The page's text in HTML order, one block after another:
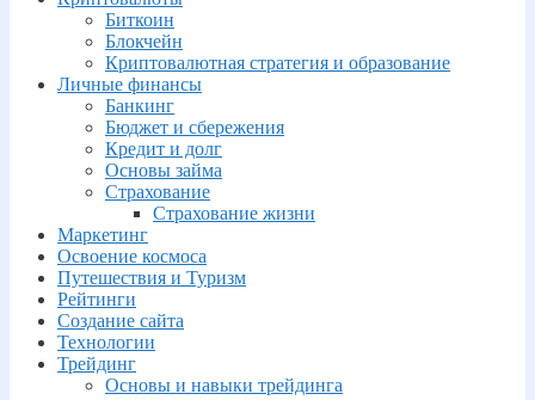
Биткоин
Блокчейн
Криптовалютная стратегия и образование
Личные финансы
Банкинг
Бюджет и сбережения
Кредит и долг
Основы займа
Страхование
Страхование жизни
Маркетинг
Освоение космоса
Путешествия и Туризм
Рейтинги
Создание сайта
Технологии
Трейдинг
Основы и навыки трейдинга